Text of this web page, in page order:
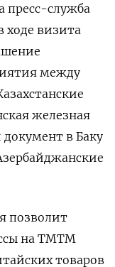
пресс-служба
ходе визита
между
железная
в Баку
позволит
на ТМТМ
товаров